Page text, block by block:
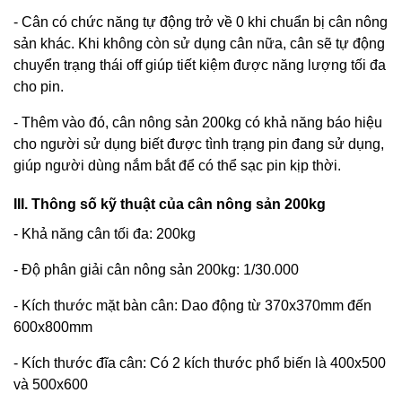
- Cân có chức năng tự động trở về 0 khi chuẩn bị cân nông
sản khác. Khi không còn sử dụng cân nữa, cân sẽ tự động
chuyển trạng thái off giúp tiết kiệm được năng lượng tối đa
cho pin.
- Thêm vào đó, cân nông sản 200kg có khả năng báo hiệu
cho người sử dụng biết được tình trạng pin đang sử dụng,
giúp người dùng nắm bắt để có thể sạc pin kịp thời.
III. Thông số kỹ thuật của cân nông sản 200kg
- Khả năng cân tối đa: 200kg
- Độ phân giải cân nông sản 200kg: 1/30.000
- Kích thước mặt bàn cân: Dao động từ 370x370mm đến
600x800mm
- Kích thước đĩa cân: Có 2 kích thước phổ biến là 400x500
và 500x600